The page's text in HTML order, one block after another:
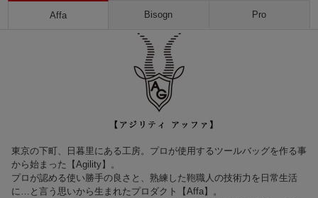
Affa Bisogn Pro
東京の下町、日暮里にある工房。プロが使用するツールバッグを作る事
から始まった【Agility】。
プロが認める使い勝手の良さと、熟練した鞄職人の技術力を日常生活
に…と言う思いから生まれたプロダクト【Affa】。